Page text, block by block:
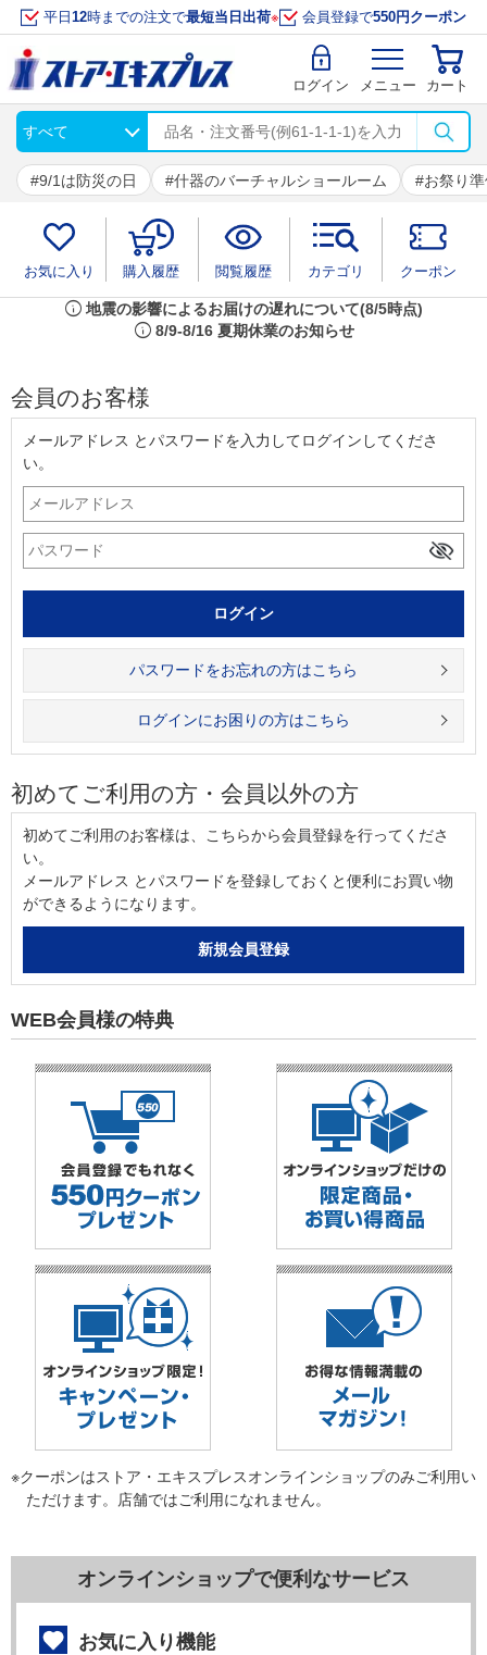
平日 12時までの注文で最短当日出荷※ 会員登録で550円クーポン
ログイン メニュー カート
9/1は防災の日 什器のバーチャルショールーム お祭り
お気に入り 購入履歴 閲覧履歴 カテゴリ クーポン
info 地震の影響によるお届けの遅れについて(8/5時点)
info 8/9-8/16 夏期休業のお知らせ
会員のお客様
メールアドレス とパスワードを入力してログインしてくださ
い。
パスワードをお忘れの方はこちら
ログインにお困りの方はこちら
初めてご利用の方・会員以外の方
初めてご利用のお客様は、こちらから会員登録を行ってくださ
い。
メールアドレス とパスワードを登録しておくと便利にお買い物
ができるようになります。
WEB会員様の特典
※クーポンはストア・エキスプレスオンラインショップのみご利用い
ただけます。店舗ではご利用になれません。
オンラインショップで便利なサービス
お気に入り機能